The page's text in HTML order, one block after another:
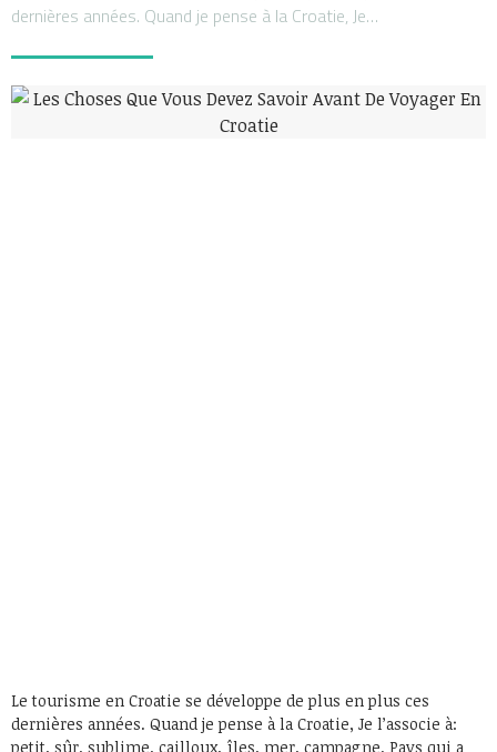
dernières années. Quand je pense à la Croatie, Je…
Le tourisme en Croatie se développe de plus en plus ces
dernières années. Quand je pense à la Croatie, Je l’associe à:
petit, sûr, sublime, cailloux, îles, mer, campagne. Pays qui a